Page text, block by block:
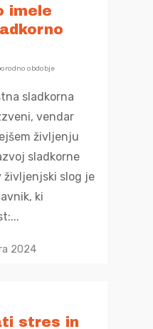
imele
obdobje
sladkorna
vendar
življenju
sladkorne
življenjski slog je
ki
2024
stres in